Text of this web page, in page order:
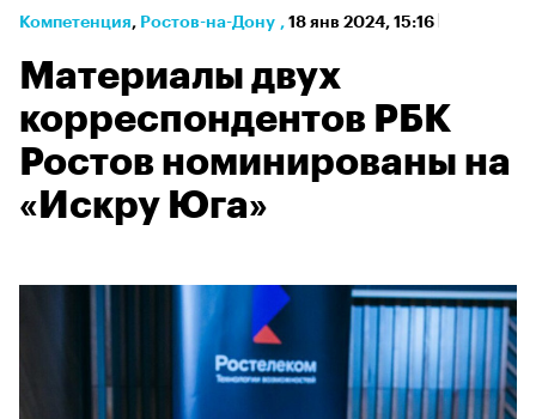
Компетенция⁠, Ростов-на-Дону , 18 янв 2024, 15:16
Материалы двух
корреспондентов РБК
Ростов номинированы на
«Искру Юга»